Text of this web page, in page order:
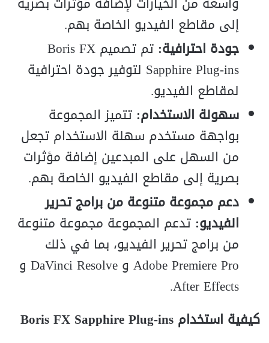
إلى مقاطع الفيديو الخاصة بهم.
جودة احترافية:
تم تصميم Boris FX
Sapphire Plug-ins لتوفير جودة احترافية
لمقاطع الفيديو.
سهولة الاستخدام: تتميز المجموعة
بواجهة مستخدم سهلة الاستخدام تجعل
من السهل على المبدعين إضافة مؤثرات
بصرية إلى مقاطع الفيديو الخاصة بهم.
دعم مجموعة متنوعة من برامج تحرير
الفيديو: تدعم المجموعة مجموعة متنوعة
من برامج تحرير الفيديو، بما في ذلك
Adobe Premiere Pro و DaVinci Resolve و
After Effects.
كيفية استخدام Boris FX Sapphire Plug-ins